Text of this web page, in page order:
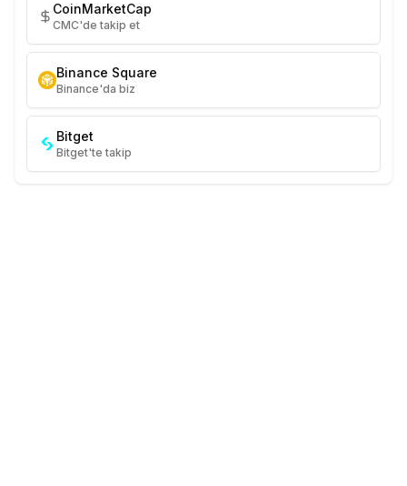
CoinMarketCap
CMC'de takip et
Binance Square
Binance'da biz
Bitget
Bitget'te takip